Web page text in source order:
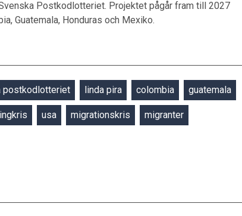
Postkodlotteriet. Projektet pågår fram till 2027
Guatemala, Honduras och Mexiko.
postkodlotteriet linda pira colombia guatemala
usa migrationskris migranter